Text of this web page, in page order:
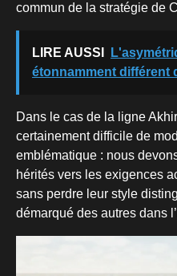
commun de la stratégie de
LIRE AUSSI
étonnamment différent
Dans le cas de la ligne
certainement difficile de
emblématique : nous
hérités vers les exigences
sans perdre leur style
démarqué des autres dans